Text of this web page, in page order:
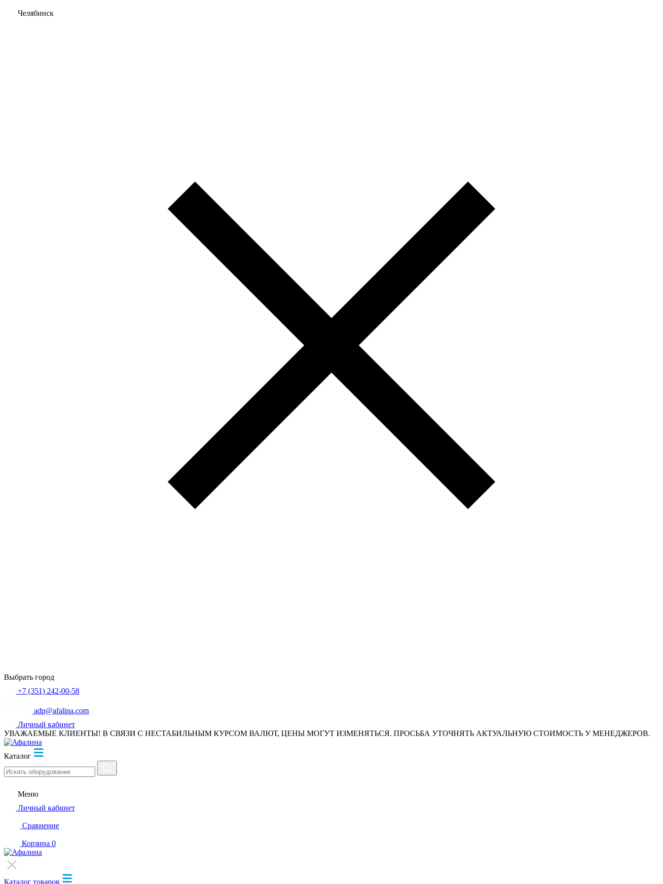
Челябинск
Выбрать город
+7 (351) 242-00-58
adp@afalina.com
Личный кабинет
УВАЖАЕМЫЕ КЛИЕНТЫ! В СВЯЗИ С НЕСТАБИЛЬНЫМ КУРСОМ ВАЛЮТ, ЦЕНЫ МОГУТ ИЗМЕНЯТЬСЯ. ПРОСЬБА УТОЧНЯТЬ АКТУАЛЬНУЮ СТОИМОСТЬ У МЕНЕДЖЕРОВ.
Каталог
Меню
Личный кабинет
Сравнение
Корзина 0
Каталог товаров